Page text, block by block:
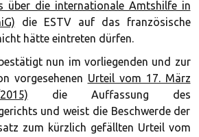
über die internationale Amtshilfe in
die ESTV auf das französische
hätte eintreten dürfen.
nun im vorliegenden und zur
vorgesehenen Urteil vom 17. März
die Auffassung des
und weist die Beschwerde der
zum kürzlich gefällten Urteil vom